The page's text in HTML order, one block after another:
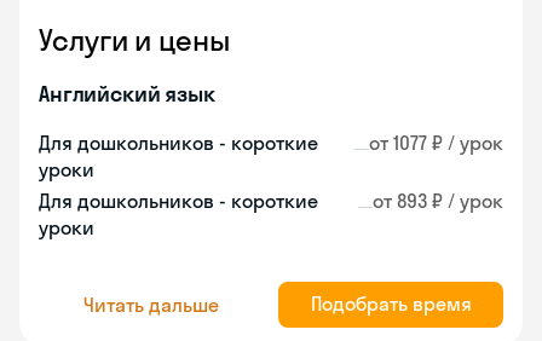
Услуги и цены
Английский язык
Для дошкольников - короткие
уроки
от 1077 ₽ / урок
Для дошкольников - короткие
уроки
от 893 ₽ / урок
Читать дальше Подобрать время